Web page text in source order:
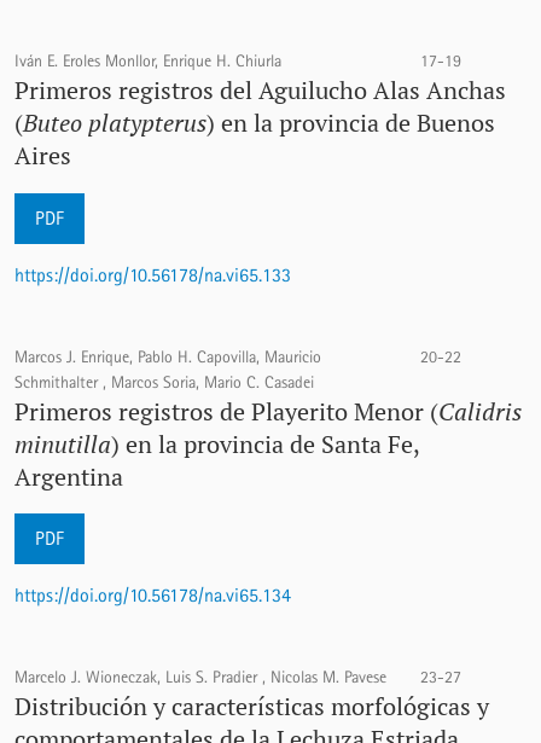
Iván E. Eroles Monllor, Enrique H. Chiurla 17-19
Primeros registros del Aguilucho Alas Anchas
(Buteo platypterus) en la provincia de Buenos
Aires
PDF
https://doi.org/10.56178/na.vi65.133
Marcos J. Enrique, Pablo H. Capovilla, Mauricio
Schmithalter , Marcos Soria, Mario C. Casadei
20-22
Primeros registros de Playerito Menor (Calidris
minutilla) en la provincia de Santa Fe,
Argentina
PDF
https://doi.org/10.56178/na.vi65.134
Marcelo J. Wioneczak, Luis S. Pradier , Nicolas M. Pavese 23-27
Distribución y características morfológicas y